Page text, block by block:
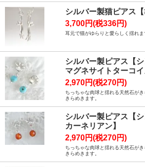
シルバー製猫ピアス【
3,700円(税336円)
耳元で猫がゆらりと愛らしく揺れま
シルバー製ピアス【
マグネサイトターコイ
2,970円(税270円)
ちっちゃな肉球と揺れる天然石がき
きらめきます。
シルバー製ピアス【
カーネリアン】
2,970円(税270円)
ちっちゃな肉球と揺れる天然石がき
きらめきます。